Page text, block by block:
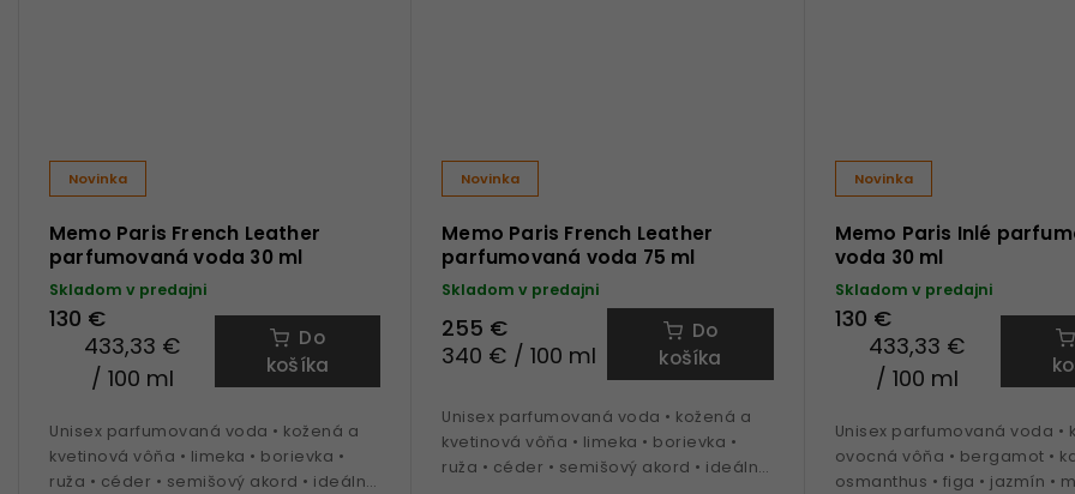
Novinka
Memo Paris French Leather
parfumovaná voda 30 ml
Skladom v predajni
130 €
433,33 €
/ 100 ml
Do
košíka
Unisex parfumovaná voda • kožená a
kvetinová vôňa • limeka • borievka •
ruža • céder • semišový akord • ideálna
Novinka
Memo Paris French Leather
parfumovaná voda 75 ml
Skladom v predajni
255 €
340 € / 100 ml
Do
košíka
Unisex parfumovaná voda • kožená a
kvetinová vôňa • limeka • borievka •
ruža • céder • semišový akord • ideálna
Novinka
Memo Paris Inlé
voda 30 ml
Skladom v predajni
130 €
433,33 €
/ 100 ml
Unisex parfumovaná voda •
ovocná vôňa • bergamot •
osmanthus • figa • jazmín •